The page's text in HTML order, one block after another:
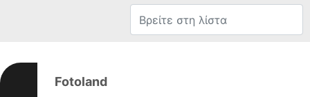
Fotoland